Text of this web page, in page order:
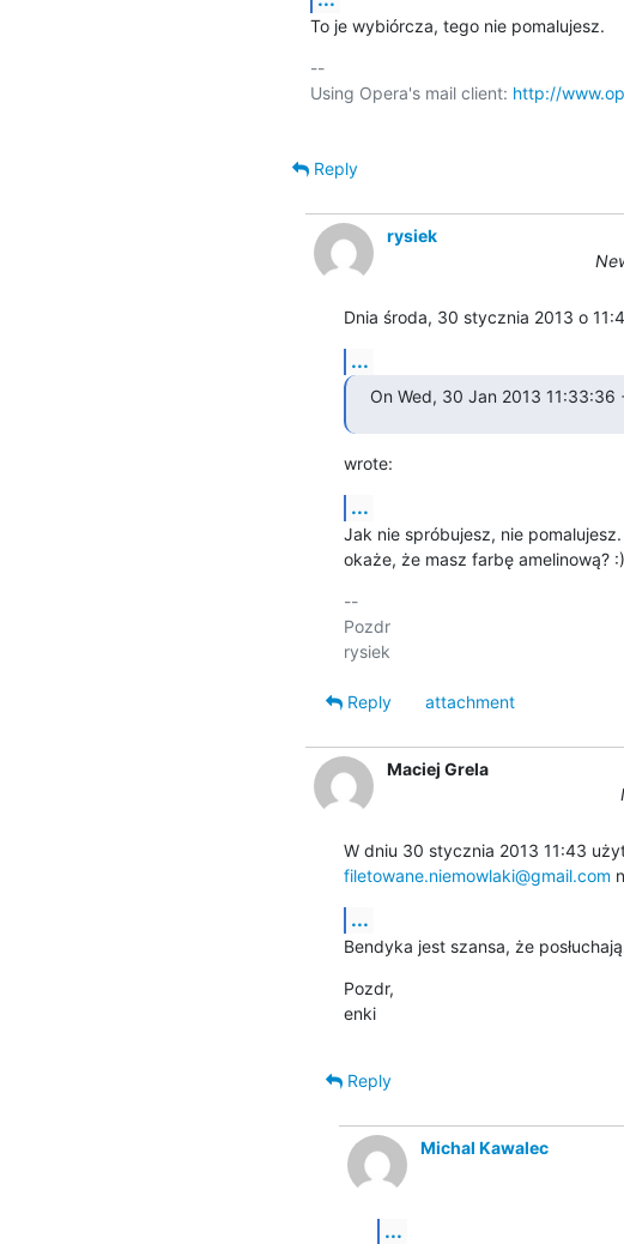
To je wybiórcza, tego nie pomalujesz.
--
Using Opera's mail client: http://
Reply
rysiek
Dnia środa, 30 stycznia 2013 o
...
On Wed, 30 Jan 2013 11:33:36
wrote:
...
Jak nie spróbujesz, nie
okaże, że masz farbę amelinową? :)
--
Pozdr
Reply
attachment
Maciej Grela
filetowane.niemowlaki@gmail.com
...
Bendyka jest szansa, że
Pozdr,
enki
Reply
Michal Kawalec
...